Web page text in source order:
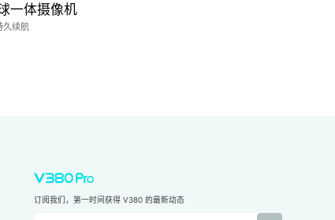
一体摄像机
久续航
订阅我们，第一时间获得 V380 的最新动态